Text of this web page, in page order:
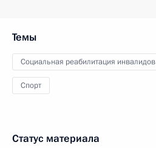
Темы
Социальная реабилитация инвалидов
Спорт
Статус материала